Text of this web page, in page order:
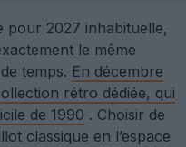
pour 2027 inhabituelle,
le même
temps. En décembre
rétro dédiée, qui
de 1990 . Choisir de
classique en l’espace